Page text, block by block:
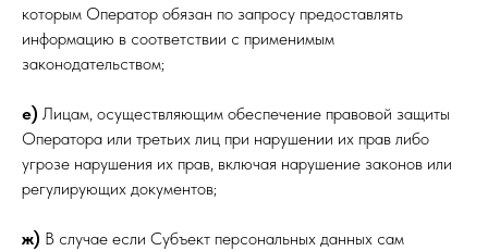
которым Оператор обязан по запросу предоставлять
информацию в соответствии с применимым
законодательством;
е) Лицам, осуществляющим обеспечение правовой защиты
Оператора или третьих лиц при нарушении их прав либо
угрозе нарушения их прав, включая нарушение законов или
регулирующих документов;
ж) В случае если Субъект персональных данных сам